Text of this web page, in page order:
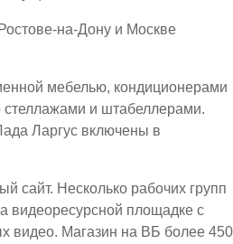
на-Дону и Москве
мебелью, кондиционерами
стеллажами и штабеллерами.
Ларгус включены в
сайт. Несколько рабочих групп
видеоресурсной площадке с
видео. Магазин на ВБ более 450